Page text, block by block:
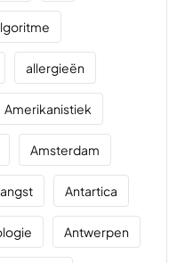
allergieën
Amerikanistiek
Amsterdam
angst Antartica
Antwerpen